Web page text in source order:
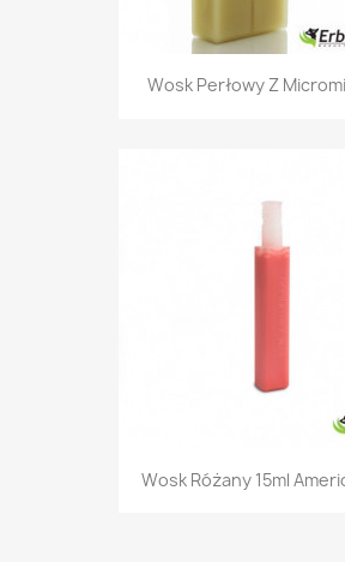
Wosk Perłowy Z
Wosk Różany 15ml